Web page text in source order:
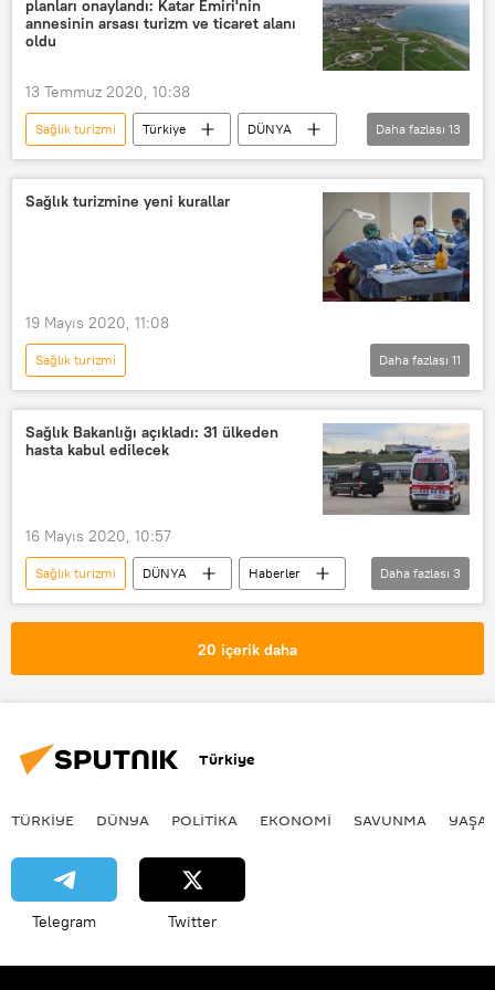
Koronavirüs
Normalleşme
TÜRKİYE
planları onaylandı: Katar Emiri'nin
annesinin arsası turizm ve ticaret alanı
oldu
13 Temmuz 2020, 10:38
Sağlık turizmi Türkiye
DÜNYA
Haberler
Şeyha Moza
Katar
Kanal İstanbul
Turizm
Katar Emiri Şeyh Temim bin Hamed el Sani
İhale
Daha fazlası 13
Sağlık turizmine yeni kurallar
19 Mayıs 2020, 11:08
Sağlık turizmi
Koronavirüs toplumsal hayatı nasıl değiştirdi?
Türkiye
DÜNYA
Haberler
KORONAVİRÜS
Dış Ekonomik İlişkiler Kurulu (DEİK)
Servet Terziler
Daha fazlası 11
Sağlık Bakanlığı açıkladı: 31 ülkeden
hasta kabul edilecek
16 Mayıs 2020, 10:57
Sağlık turizmi DÜNYA
Haberler
Türkiye
Sağlık Bakanlığı
Daha fazlası 3
20 içerik daha
Türkiye
TÜRKIYE DÜNYA POLİTİKA EKONOMİ SAVUNMA
Telegram Twitter